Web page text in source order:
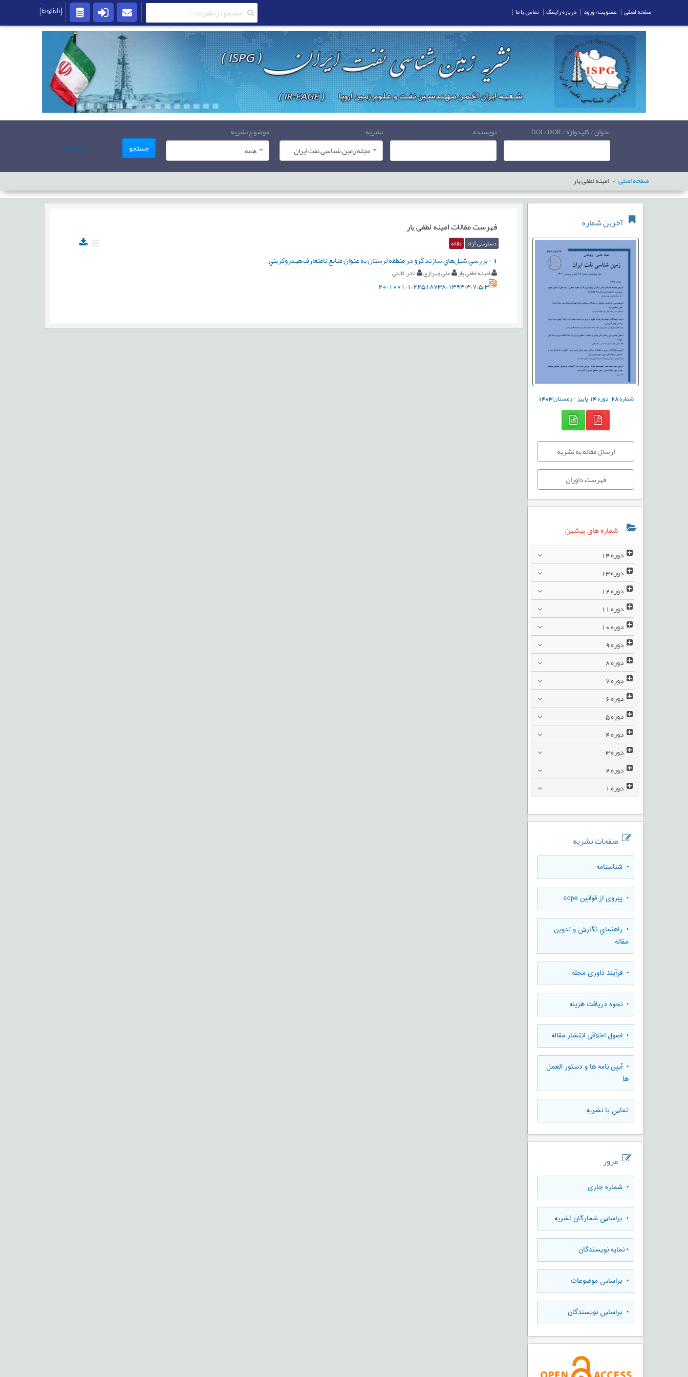
عنوان / کلیدواژه / DOI / DOR نویسنده
نشریه
مجله زمین شناسی نفت ایران
موضوع نشریه
همه
جستجو پیشرفته
صفحه اصلی امینه لطفی یار
آخرین شماره
شماره28 دوره14پاییز - زمستان1403
ارسال مقاله به نشریه
فهرست داوران
شماره های پیشین
دوره
دوره
دوره
دوره
دوره
دوره
دوره
دوره
دوره
دوره
دوره
دوره
دوره
دوره
صفحات نشریه
• شناسنامه
• پیروی از قوانین cope
• راهنماي نگارش و تدوين
مقاله
• فرآیند داوری مجله
• نحوه دریافت هزینه
• اصول اخلاقی انتشار مقاله
• آیین نامه ها و دستور العمل
ها
تماس با نشریه
مرور
• شماره جاری
• براساس شمارگان نشریه
•نمایه نویسندگان
• براساس موضوعات
• براساس نویسندگان
فهرست مقالاتامینه لطفی یار
دسترسی آزاد مقاله
1
-بررسي شيل‌هاي سازند گرو در منطقه لرستان به عنوان منابع نامتعارف هيدروکربني
امینه لطفی یار علی چهرازی نادر ثابتی
20.1001.1.22518738.1393.3.7.5.3
صفحه اصلی | عضویت/ ورود | درباره رایمگ | تماس با ما |
[English]